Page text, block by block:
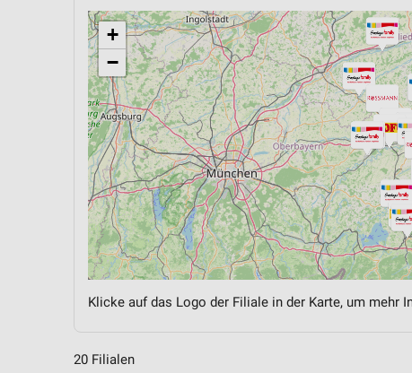
+
−
Klicke auf das Logo der Filiale in der Karte, um mehr
20 Filialen